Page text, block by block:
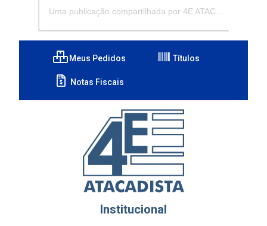
Meus Pedidos Títulos
Notas Fiscais
Institucional